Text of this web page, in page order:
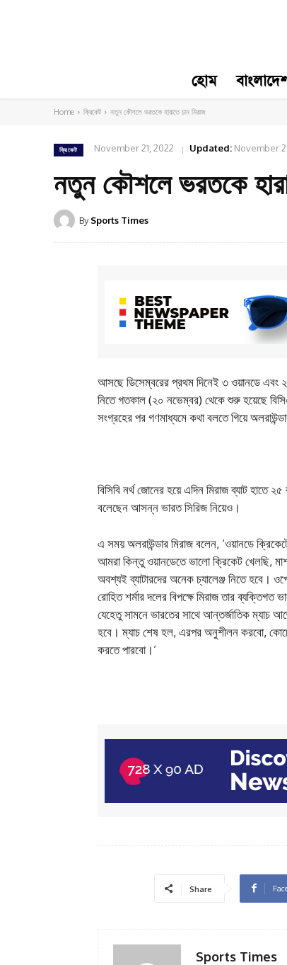
হোম
Home ক্রিকেট নতুন কৌশলে ভরতকে হারাতে চান মিরাজ
ক্রিকেট November 21, 2022 Updated: November
নতুন কৌশলে ভরতকে
By Sports Times
আসছে ডিসেম্বরের প্রথম দিনেই ৩ ওয়ানডে এবং ২
নিতে গতকাল (২০ নভেম্বর) থেকে শুরু হয়েছে
সংগ্রহের পর গণমাধ্যমে কথা বলতে গিয়ে
বিসিবি নর্থ জোনের হয়ে এদিন মিরাজ ব্যাট হাতে
বলেছেন আসন্ন ভারত সিরিজ নিয়েও।
এ সময় অলরাউন্ডার মিরাজ বলেন, ‘ওয়ানডে
আমরা কিন্তু ওয়ানডেতে ভালো ক্রিকেট খেলছি,
অবশ্যই ব্যাটারদের অনেক চ্যালেঞ্জ নিতে হবে।
রোহিত শর্মার দলের বিপক্ষে মিরাজ তার ব্যক্তিগত
যেহেতু সামনে ভারতের সাথে আন্তর্জাতিক ম্যাচ
হবে। ম্যাচ শেষ হল, এরপর অনুশীলন করবো,
করতে পারবো।’
Share
Sports Times